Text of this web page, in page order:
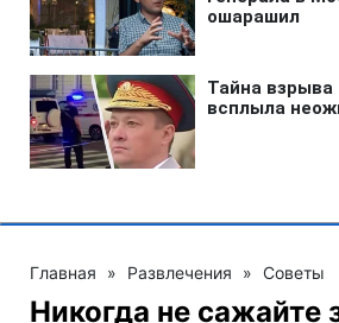
Главная » Развлечения » Советы
Никогда не сажайте